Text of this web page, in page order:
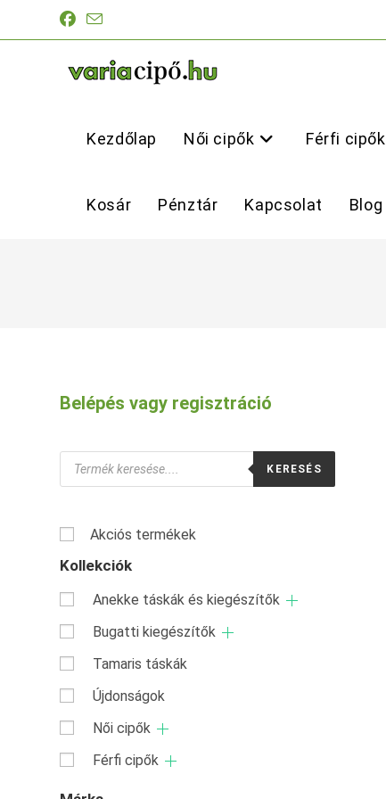
Kezdőlap Női cipők Férfi cipők
Kosár Pénztár Kapcsolat Blog
Belépés vagy regisztráció
Products
search
KERESÉS
Akciós termékek
Kollekciók
Anekke táskák és kiegészítők
Bugatti kiegészítők
Tamaris táskák
Újdonságok
Női cipők
Férfi cipők